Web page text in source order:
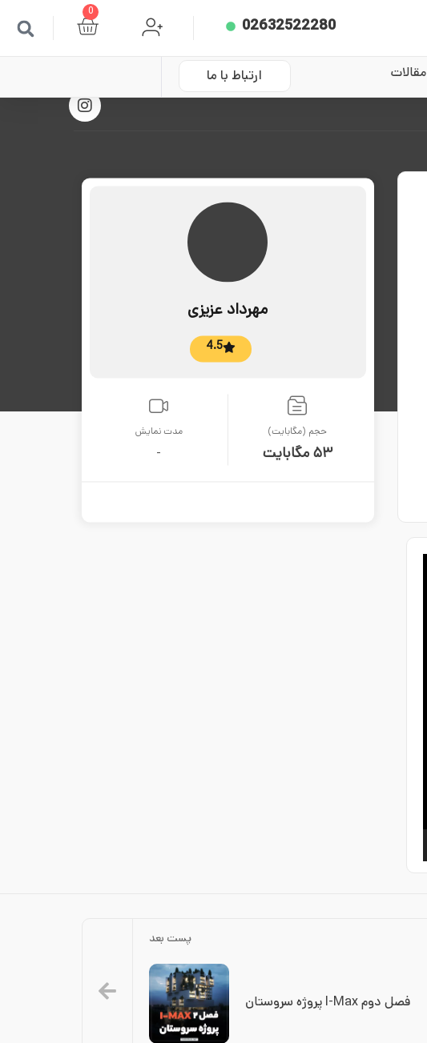
02632522280
0
مقالات
ارتباط با ما
مهرداد عزیزی
4.5
حجم (مگابایت)
53 مگابایت
مدت نمایش
-
پست بعد
فصل دوم I-Max پروژه سروستان